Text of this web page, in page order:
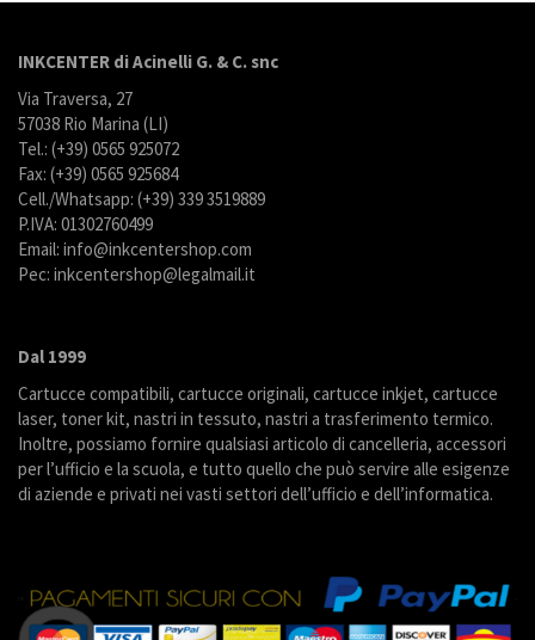
INKCENTER di Acinelli G. & C. snc
Via Traversa, 27
57038 Rio Marina (LI)
Tel.: (+39) 0565 925072
Fax: (+39) 0565 925684
Cell./Whatsapp: (+39) 339 3519889
P.IVA: 01302760499
Email: info@inkcentershop.com
Pec: inkcentershop@legalmail.it
Dal 1999
Cartucce compatibili, cartucce originali, cartucce inkjet, cartucce
laser, toner kit, nastri in tessuto, nastri a trasferimento termico.
Inoltre, possiamo fornire qualsiasi articolo di cancelleria, accessori
per l’ufficio e la scuola, e tutto quello che può servire alle esigenze
di aziende e privati nei vasti settori dell’ufficio e dell’informatica.